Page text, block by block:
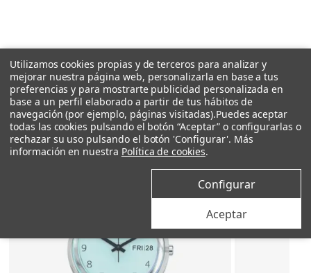
Productos relacionados
Utilizamos cookies propias y de terceros para analizar y
mejorar nuestra página web, personalizarla en base a tus
preferencias y para mostrarte publicidad personalizada en
base a un perfil elaborado a partir de tus hábitos de
navegación (por ejemplo, páginas visitadas).Puedes aceptar
todas las cookies pulsando el botón “Aceptar” o configurarlas o
rechazar su uso pulsando el botón 'Configurar'. Más
información en nuestra Política de cookies.
Configurar
Aceptar